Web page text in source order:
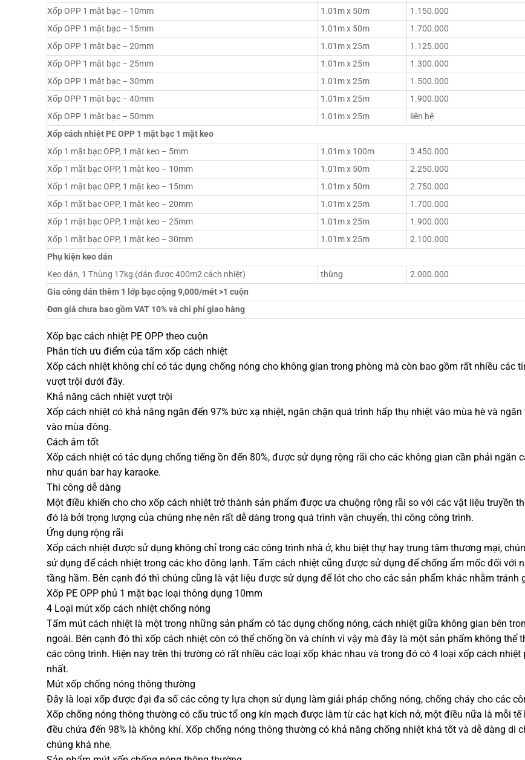
Xốp OPP 1 mặt bạc – 10mm
1.01m x 50m
1.150.000
Xốp OPP 1 mặt bạc – 15mm
1.01m x 50m
1.700.000
Xốp OPP 1 mặt bạc – 20mm
1.01m x 25m
1.125.000
Xốp OPP 1 mặt bạc – 25mm
1.01m x 25m
1.300.000
Xốp OPP 1 mặt bạc – 30mm
1.01m x 25m
1.500.000
Xốp OPP 1 mặt bạc – 40mm
1.01m x 25m
1.900.000
Xốp OPP 1 mặt bạc – 50mm
1.01m x 25m
liên hệ
Xốp cách nhiệt PE OPP 1 mặt bạc 1 mặt keo
Xốp 1 mặt bạc OPP, 1 mặt keo – 5mm
1.01m x 100m
3.450.000
Xốp 1 mặt bạc OPP, 1 mặt keo – 10mm
1.01m x 50m
2.250.000
Xốp 1 mặt bạc OPP, 1 mặt keo – 15mm
1.01m x 50m
2.750.000
Xốp 1 mặt bạc OPP, 1 mặt keo – 20mm
1.01m x 25m
1.700.000
Xốp 1 mặt bạc OPP, 1 mặt keo – 25mm
1.01m x 25m
1.900.000
Xốp 1 mặt bạc OPP, 1 mặt keo – 30mm
1.01m x 25m
2.100.000
Phụ kiện keo dán
Keo dán, 1 Thùng 17kg (dán được 400m2 cách nhiệt)
thùng
2.000.000
Gia công dán thêm 1 lớp bạc cộng 9,000/mét >1 cuộn
Đơn giá chưa bao gồm VAT 10% và chi phí giao hàng
Xốp bạc cách nhiệt PE OPP theo cuộn
Phân tích ưu điểm của tấm xốp cách nhiệt
Xốp cách nhiệt không chỉ có tác dụng chống nóng cho không gian trong phòng mà còn bao gồm rất nhiều các
vượt trội dưới đây.
Khả năng cách nhiệt vượt trội
Xốp cách nhiệt có khả năng ngăn đến 97% bức xạ nhiệt, ngăn chặn quá trình hấp thụ nhiệt vào mùa hè và
vào mùa đông.
Cách âm tốt
Xốp cách nhiệt có tác dụng chống tiếng ồn đến 80%, được sử dụng rộng rãi cho các không gian cần phải ngăn
như quán bar hay karaoke.
Thi công dễ dàng
Một điều khiến cho cho xốp cách nhiệt trở thành sản phẩm được ưa chuộng rộng rãi so với các vật liệu truyền
đó là bởi trọng lượng của chúng nhẹ nên rất dễ dàng trong quá trình vận chuyển, thi công công trình.
Ứng dụng rộng rãi
Xốp cách nhiệt được sử dụng không chỉ trong các công trình nhà ở, khu biệt thự hay trung tâm thương mại,
sử dụng để cách nhiệt trong các kho đông lạnh. Tấm cách nhiệt cũng được sử dụng để chống ẩm mốc đối với
tầng hầm. Bên cạnh đó thì chúng cũng là vật liệu được sử dụng để lót cho cho các sản phẩm khác nhằm tránh
Xốp PE OPP phủ 1 mặt bạc loại thông dụng 10mm
4 Loại mút xốp cách nhiệt chống nóng
Tấm mút cách nhiệt là một trong những sản phẩm có tác dụng chống nóng, cách nhiệt giữa không gian bên
ngoài. Bên cạnh đó thì xốp cách nhiệt còn có thể chống ồn và chính vì vậy mà đây là một sản phẩm không thể
các công trình. Hiện nay trên thị trường có rất nhiều các loại xốp khác nhau và trong đó có 4 loại xốp cách nhiệt
nhất.
Mút xốp chống nóng thông thường
Đây là loại xốp được đại đa số các công ty lựa chọn sử dụng làm giải pháp chống nóng, chống cháy cho các
Xốp chống nóng thông thường có cấu trúc tổ ong kín mạch được làm từ các hạt kích nở, một điều nữa là mỗi tế
đều chứa đến 98% là không khí. Xốp chống nóng thông thường có khả năng chống nhiệt khá tốt và dễ dàng di
chúng khá nhe.